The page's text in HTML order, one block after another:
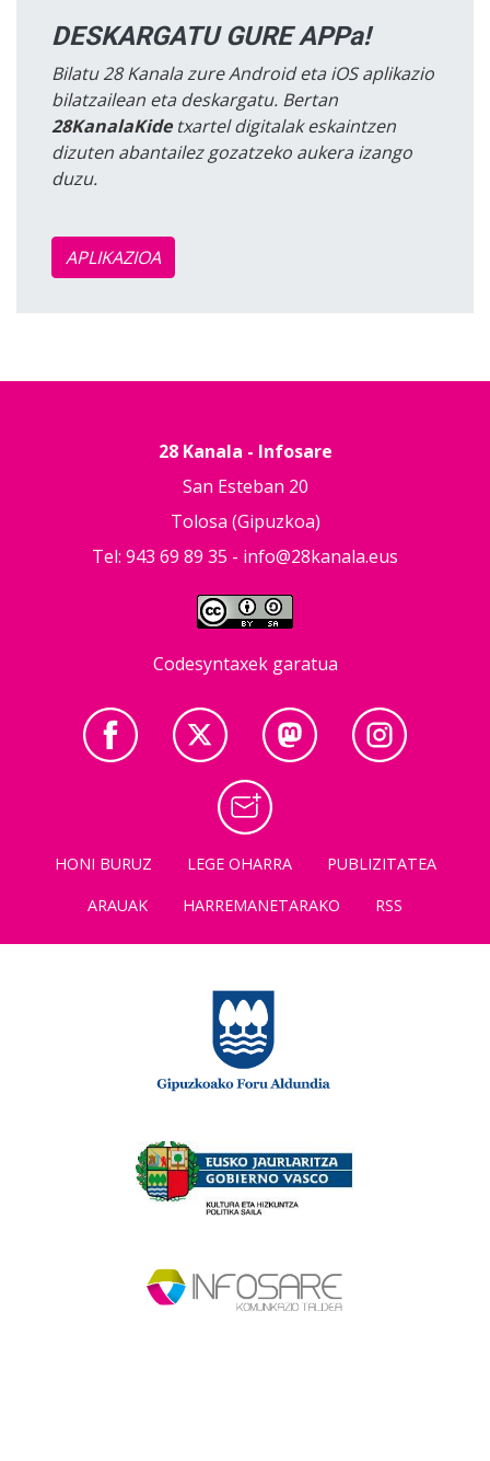
DESKARGATU GURE APPa!
Bilatu 28 Kanala zure Android eta iOS aplikazio
bilatzailean eta deskargatu. Bertan
28KanalaKidetxartel digitalak eskaintzen
dizuten abantailez gozatzeko aukera izango
duzu.
APLIKAZIOA
28 Kanala - Infosare
San Esteban 20
Tolosa (Gipuzkoa)
Tel: 943 69 89 35 - info@28kanala.eus
Codesyntaxek garatua
HONI BURUZ LEGE OHARRA
PUBLIZITATEA
ARAUAK
HARREMANETARAKO RSS